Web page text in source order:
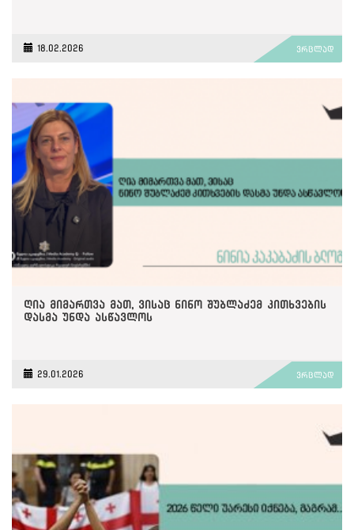
18.02.2026 ვრცლად
ღია მიმართვა მათ, ვისაც ნინო შუბლაძემ კითხვების
დასმა უნდა ასწავლოს
29.01.2026 ვრცლად